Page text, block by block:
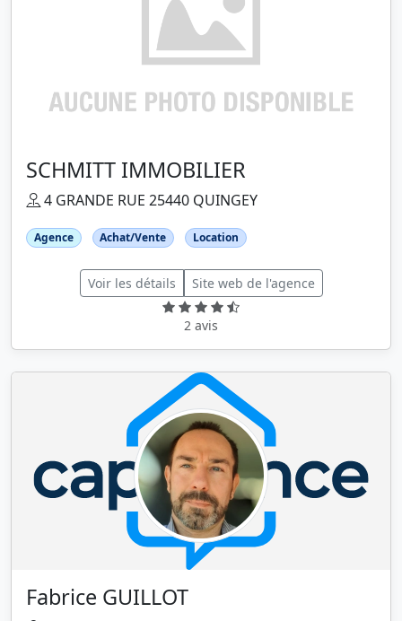
SCHMITT IMMOBILIER
4 GRANDE RUE 25440 QUINGEY
Agence Achat/Vente Location
Voir les détails Site web de l'agence
2 avis
Fabrice GUILLOT